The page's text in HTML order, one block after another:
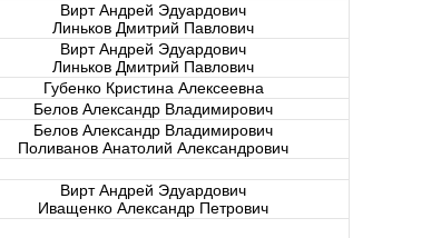
Вирт Андрей Эдуардович
Линьков Дмитрий Павлович
Вирт Андрей Эдуардович
Линьков Дмитрий Павлович
Губенко Кристина Алексеевна
Белов Александр Владимирович
Белов Александр Владимирович
Поливанов Анатолий Александрович
Вирт Андрей Эдуардович
Иващенко Александр Петрович